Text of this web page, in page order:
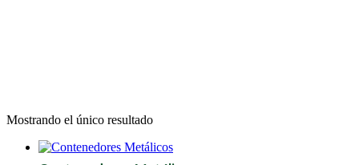
Mostrando el único resultado